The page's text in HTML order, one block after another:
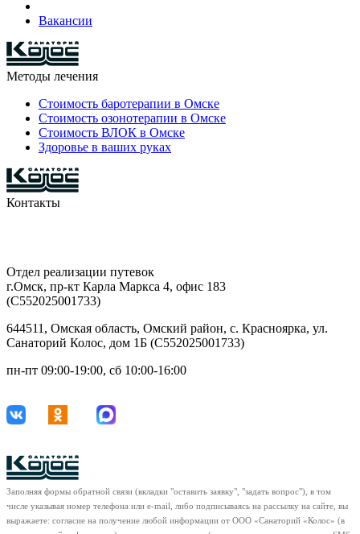
Вакансии
Методы лечения
Стоимость баротерапии в Омске
Стоимость озонотерапии в Омске
Стоимость ВЛОК в Омске
Здоровье в ваших руках
Контакты
Отдел реализации путевок
г.Омск, пр-кт Карла Маркса 4, офис 183
(С552025001733)
644511, Омская область, Омский район, с. Красноярка, ул.
Санаторий Колос, дом 1Б (С552025001733)
пн-пт 09:00-19:00, сб 10:00-16:00
Заполняя формы обратной связи (вкладки "оставить заявку", "задать вопрос"), в том
числе указывая номер телефона или e-mail, либо подписываясь на рассылку на сайте, вы
выражаете: согласие на получение любой информации от ООО «Санаторий «Колос» (в